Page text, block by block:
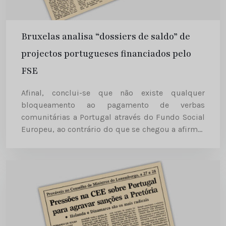
Bruxelas analisa “dossiers de saldo” de
projectos portugueses financiados pelo
FSE
Afinal, conclui-se que não existe qualquer
bloqueamento ao pagamento de verbas
comunitárias a Portugal através do Fundo Social
Europeu, ao contrário do que se chegou a afirmar